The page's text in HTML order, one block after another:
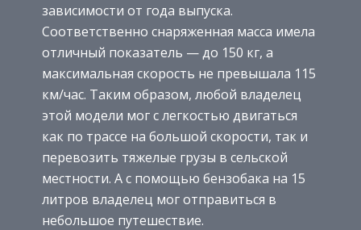
зависимости от года выпуска.
Соответственно снаряженная масса имела
отличный показатель — до 150 кг, а
максимальная скорость не превышала 115
км/час. Таким образом, любой владелец
этой модели мог с легкостью двигаться
как по трассе на большой скорости, так и
перевозить тяжелые грузы в сельской
местности. А с помощью бензобака на 15
литров владелец мог отправиться в
небольшое путешествие.